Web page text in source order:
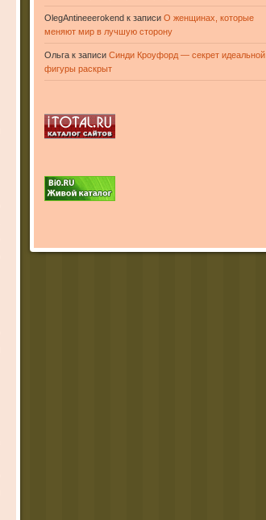
OlegAntineeerokend к записиО женщинах, которые
меняют мир в лучшую сторону
Ольга к записиСинди Кроуфорд — секрет идеальной
фигуры раскрыт